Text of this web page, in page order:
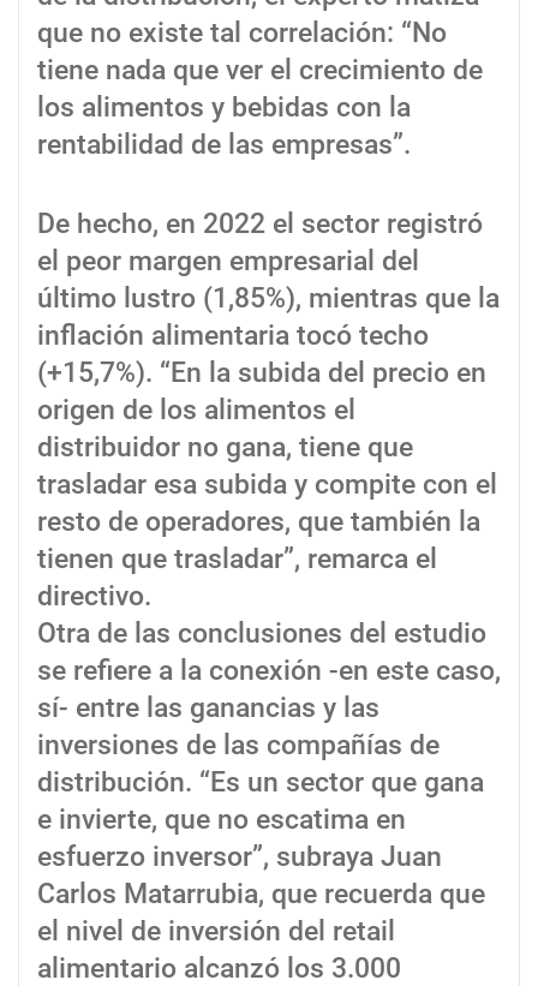
que no existe tal correlación: “No
tiene nada que ver el crecimiento de
los alimentos y bebidas con la
rentabilidad de las empresas”.
De hecho, en 2022 el sector registró
el peor margen empresarial del
último lustro (1,85%), mientras que la
inflación alimentaria tocó techo
(+15,7%). “En la subida del precio en
origen de los alimentos el
distribuidor no gana, tiene que
trasladar esa subida y compite con el
resto de operadores, que también la
tienen que trasladar”, remarca el
directivo.
Otra de las conclusiones del estudio
se refiere a la conexión -en este caso,
sí- entre las ganancias y las
inversiones de las compañías de
distribución. “Es un sector que gana
e invierte, que no escatima en
esfuerzo inversor”, subraya Juan
Carlos Matarrubia, que recuerda que
el nivel de inversión del retail
alimentario alcanzó los 3.000